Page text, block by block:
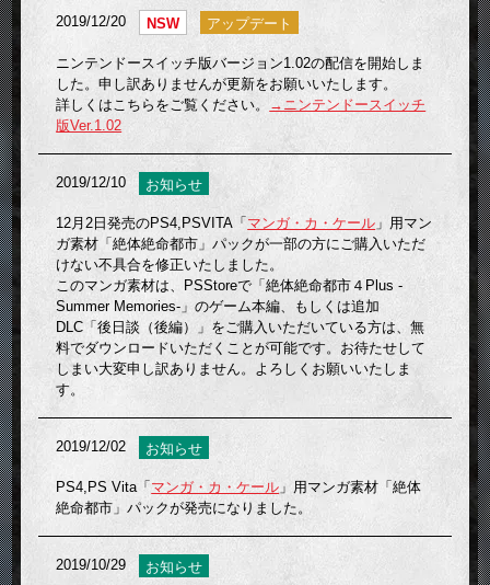
2019/12/20 NSW アップデート
ニンテンドースイッチ版バージョン1.02の配信を開始しま
した。申し訳ありませんが更新をお願いいたします。
詳しくはこちらをご覧ください。
→ニンテンドースイッチ
版Ver.1.02
2019/12/10 お知らせ
12月2日発売のPS4,PSVITA「 マンガ・カ・ケール 」用マン
ガ素材「絶体絶命都市」パックが一部の方にご購入いただ
けない不具合を修正いたしました。
このマンガ素材は、PSStoreで「絶体絶命都市４Plus -
Summer Memories-」のゲーム本編、もしくは追加
DLC「後日談（後編）」をご購入いただいている方は、無
料でダウンロードいただくことが可能です。お待たせして
しまい大変申し訳ありません。よろしくお願いいたしま
す。
2019/12/02 お知らせ
PS4,PS Vita「 マンガ・カ・ケール 」用マンガ素材「絶体
絶命都市」パックが発売になりました。
2019/10/29 お知らせ